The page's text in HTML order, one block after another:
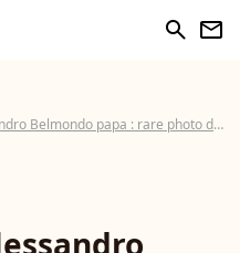
search newsletter
papa : rare photo de son bébé, ses fans conquis par ce moment père-fils !